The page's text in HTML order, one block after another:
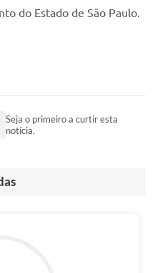
do Estado de São Paulo.
Seja o primeiro a curtir esta
notícia.